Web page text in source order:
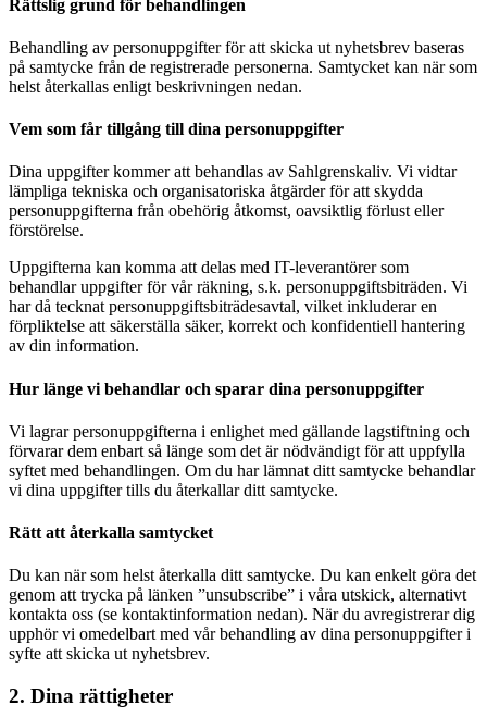
Rättslig grund för behandlingen
Behandling av personuppgifter för att skicka ut nyhetsbrev baseras
på samtycke från de registrerade personerna. Samtycket kan när som
helst återkallas enligt beskrivningen nedan.
Vem som får tillgång till dina personuppgifter
Dina uppgifter kommer att behandlas av Sahlgrenskaliv. Vi vidtar
lämpliga tekniska och organisatoriska åtgärder för att skydda
personuppgifterna från obehörig åtkomst, oavsiktlig förlust eller
förstörelse.
Uppgifterna kan komma att delas med IT-leverantörer som
behandlar uppgifter för vår räkning, s.k. personuppgiftsbiträden. Vi
har då tecknat personuppgiftsbiträdesavtal, vilket inkluderar en
förpliktelse att säkerställa säker, korrekt och konfidentiell hantering
av din information.
Hur länge vi behandlar och sparar dina personuppgifter
Vi lagrar personuppgifterna i enlighet med gällande lagstiftning och
förvarar dem enbart så länge som det är nödvändigt för att uppfylla
syftet med behandlingen. Om du har lämnat ditt samtycke behandlar
vi dina uppgifter tills du återkallar ditt samtycke.
Rätt att återkalla samtycket
Du kan när som helst återkalla ditt samtycke. Du kan enkelt göra det
genom att trycka på länken ”unsubscribe” i våra utskick, alternativt
kontakta oss (se kontaktinformation nedan). När du avregistrerar dig
upphör vi omedelbart med vår behandling av dina personuppgifter i
syfte att skicka ut nyhetsbrev.
2. Dina rättigheter